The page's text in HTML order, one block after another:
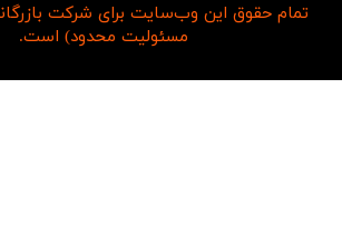
تمام حقوق اين وب‌سايت برای شرکت
مسئولیت محدود) است.